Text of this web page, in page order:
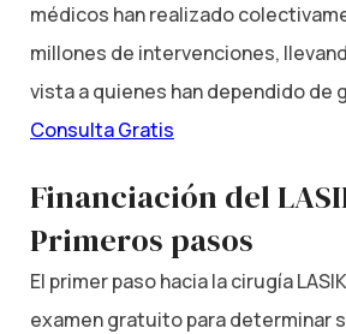
médicos han realizado
millones de intervenciones,
vista a quienes han dependido de
Consulta Gratis
Financiación del
Primeros pasos
El primer paso hacia la cirugía
examen gratuito para determinar